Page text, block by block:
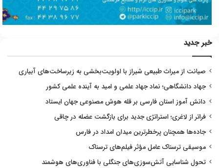
خبر جدید
صیانت از میراث طبیعی شیراز با اولویت‌بخشی به زیرساخت‌های آبیاری
جهاد دانشگاهی؛ نماد جهاد علمی و امید به آینده علمی کشور
دانش آموز استان فارسی بر قله هوش مصنوعی جهان ایستاد
فراتر از لاغری؛ استراتژی جدید برای بازگشت عضله در چاقی
جاده‌ها همچنان پرخطرترین میدان امداد در فارس
موسیقی ترسناک عامل مؤثر فیلم‌های ترسناک
تحول شناسایی آتش‌سوزی‌های جنگلی با فناوری‌های هوشمند